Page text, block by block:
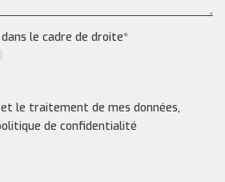
le cadre de droite*
le traitement de mes données,
de confidentialité